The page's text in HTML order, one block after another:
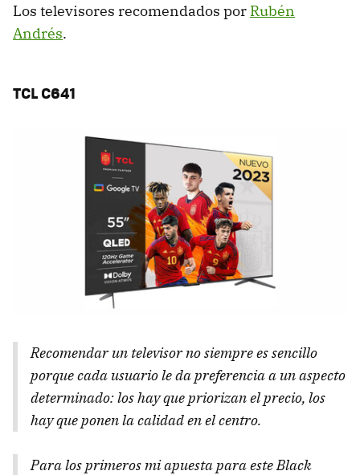
Los televisores recomendados por Rubén
Andrés.
TCL C641
Recomendar un televisor no siempre es sencillo
porque cada usuario le da preferencia a un aspecto
determinado: los hay que priorizan el precio, los
hay que ponen la calidad en el centro.
Para los primeros mi apuesta para este Black